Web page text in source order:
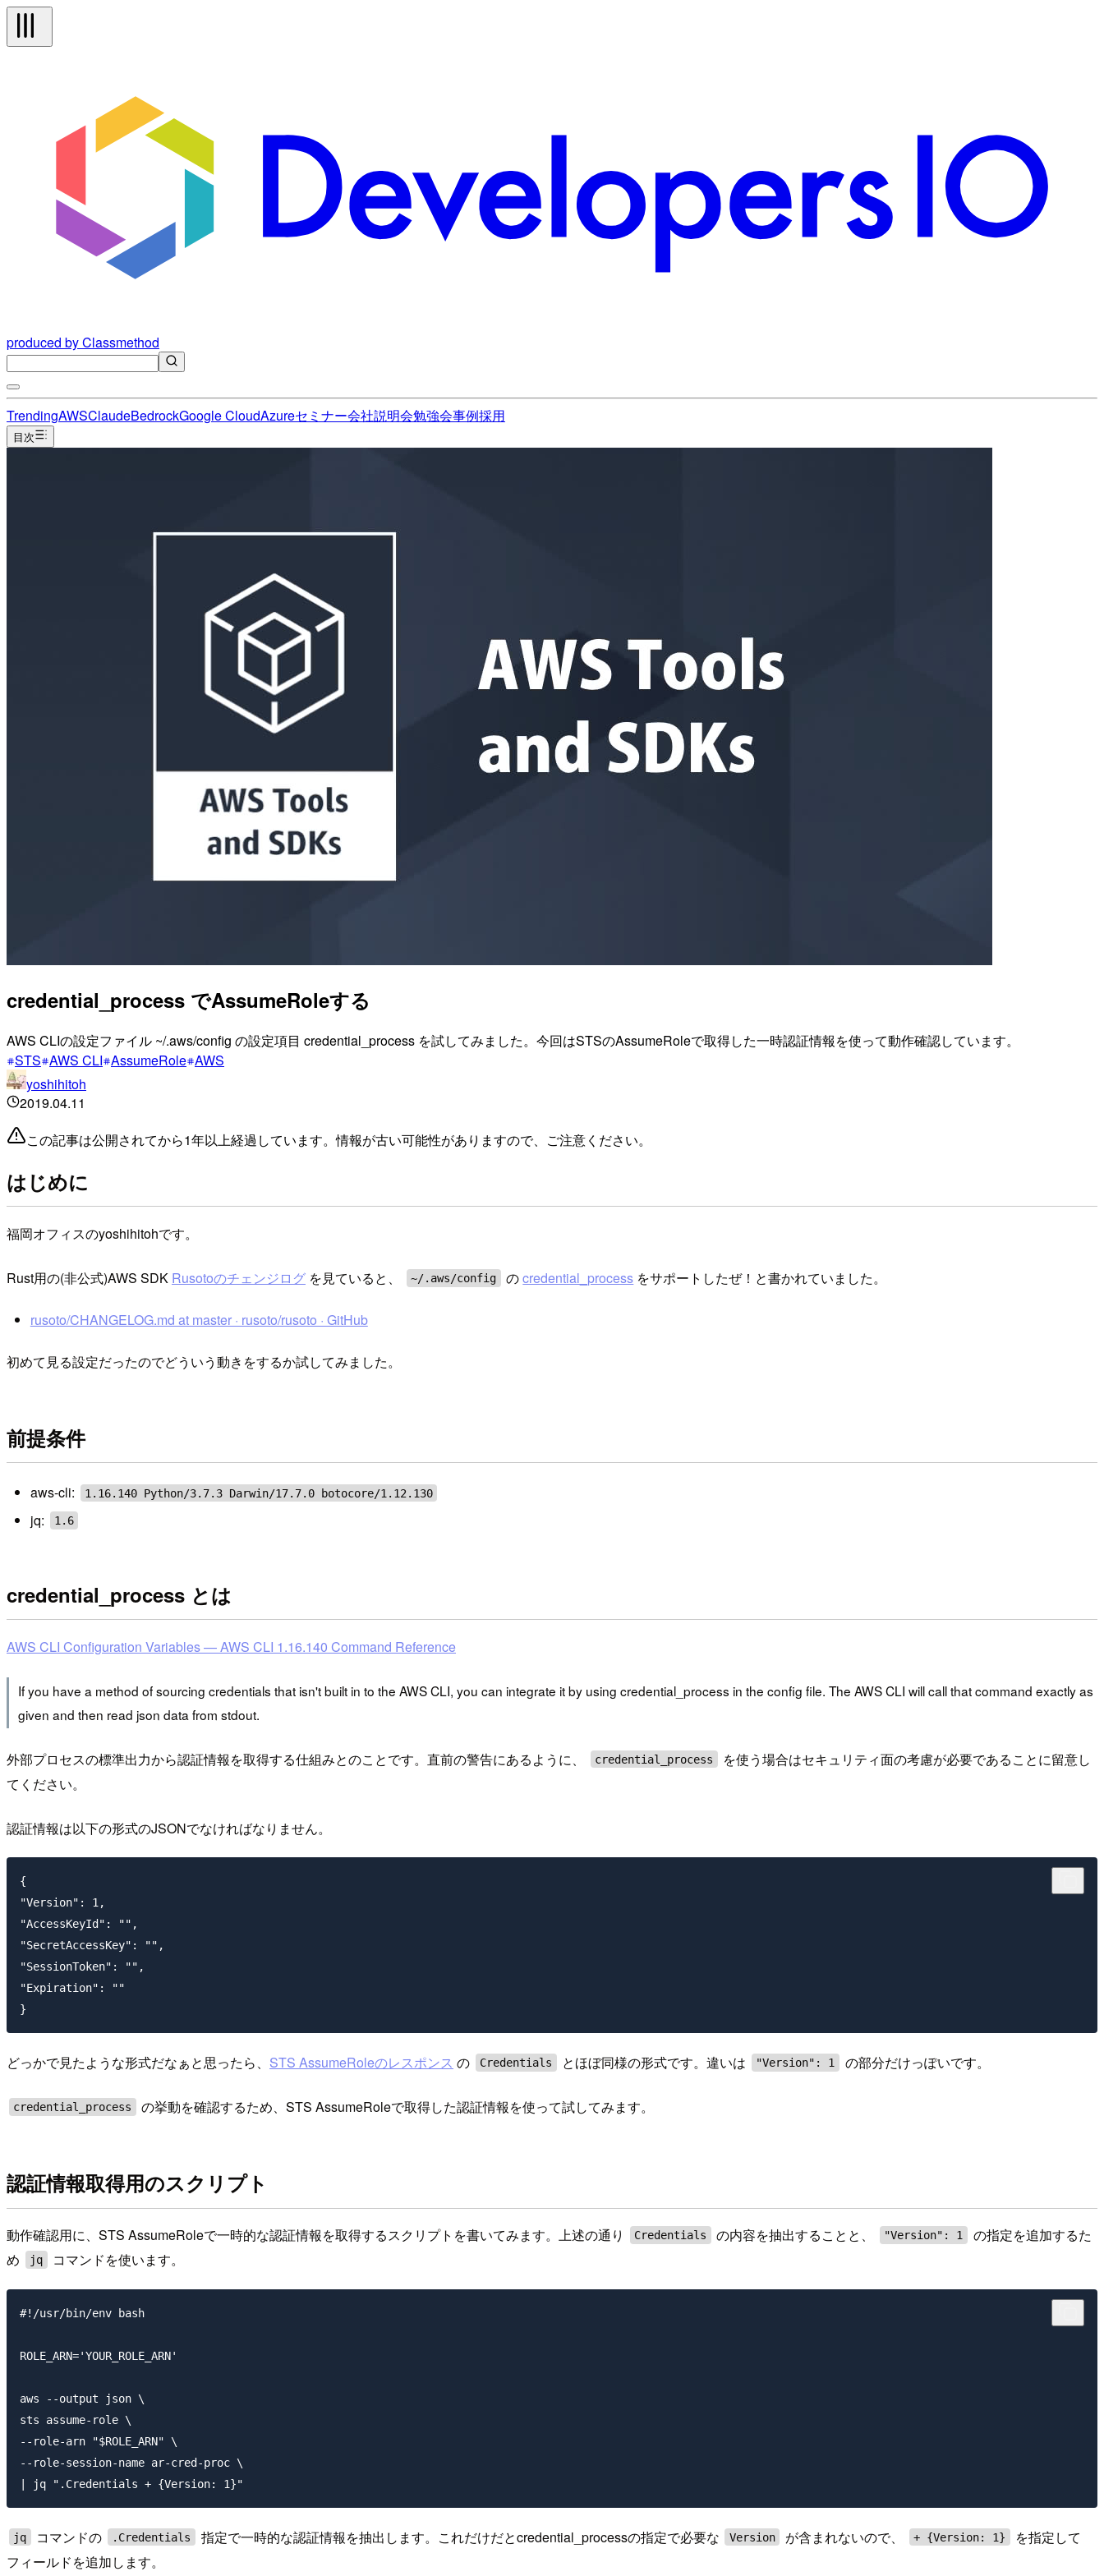
produced by Classmethod
TrendingAWSClaudeBedrockGoogle CloudAzureセミナー会社説明会勉強会事例採用
目次
credential_process でAssumeRoleする
AWS CLIの設定ファイル ~/.aws/config の設定項目 credential_process を試してみました。今回はSTSのAssumeRoleで取得した一時認証情報を使って動作確認しています。
STS AWS CLI AssumeRole AWS
yoshihitoh
2019.04.11
この記事は公開されてから1年以上経過しています。情報が古い可能性がありますので、ご注意ください。
はじめに
福岡オフィスのyoshihitohです。
Rust用の(非公式)AWS SDK Rusotoのチェンジログ を見ていると、 ~/.aws/config のcredential_process をサポートしたぜ！と書かれていました。
rusoto/CHANGELOG.md at master · rusoto/rusoto · GitHub
初めて見る設定だったのでどういう動きをするか試してみました。
前提条件
aws-cli: 1.16.140 Python/3.7.3 Darwin/17.7.0 botocore/1.12.130
jq: 1.6
credential_process とは
AWS CLI Configuration Variables — AWS CLI 1.16.140 Command Reference
If you have a method of sourcing credentials that isn't built in to the AWS CLI, you can integrate it by using credential_process in the config file. The AWS CLI will call that command exactly as
given and then read json data from stdout.
外部プロセスの標準出力から認証情報を取得する仕組みとのことです。直前の警告にあるように、 credential_process
を使う場合はセキュリティ面の考慮が必要であることに留意し
てください。
認証情報は以下の形式のJSONでなければなりません。
{
"Version": 1,
"AccessKeyId": "",
"SecretAccessKey": "",
"SessionToken": "",
"Expiration": ""
どっかで見たような形式だなぁと思ったら、 STS AssumeRoleのレスポンス の Credentials とほぼ同様の形式です。違いは "Version": 1 の部分だけっぽいです。
credential_process の挙動を確認するため、STS AssumeRoleで取得した認証情報を使って試してみます。
認証情報取得用のスクリプト
動作確認用に、STS AssumeRoleで一時的な認証情報を取得するスクリプトを書いてみます。上述の通り Credentials の内容を抽出することと、 "Version": 1
の指定を追加するた
め
jq コマンドを使います。
#!/usr/bin/env bash
ROLE_ARN='YOUR_ROLE_ARN'
aws --output json \
sts assume-role \
--role-arn "$ROLE_ARN" \
--role-session-name ar-cred-proc \
jq コマンドの .Credentials 指定で一時的な認証情報を抽出します。これだけだとcredential_processの指定で必要な Version が含まれないので、 + {Version: 1}
を指定して
フィールドを追加します。